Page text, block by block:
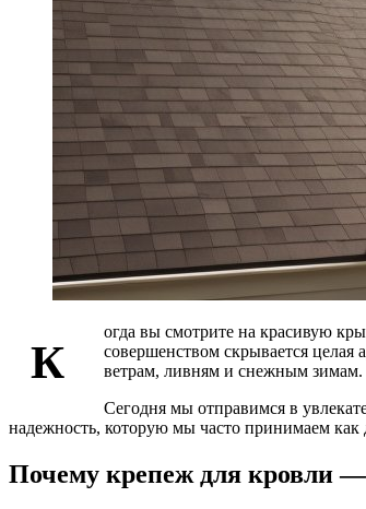
К
огда вы смотрите на красивую
совершенством скрывается
ветрам, ливням и снежным зимам.
Сегодня мы отправимся в
надежность, которую мы часто принимаем как
Почему крепеж для кровли —